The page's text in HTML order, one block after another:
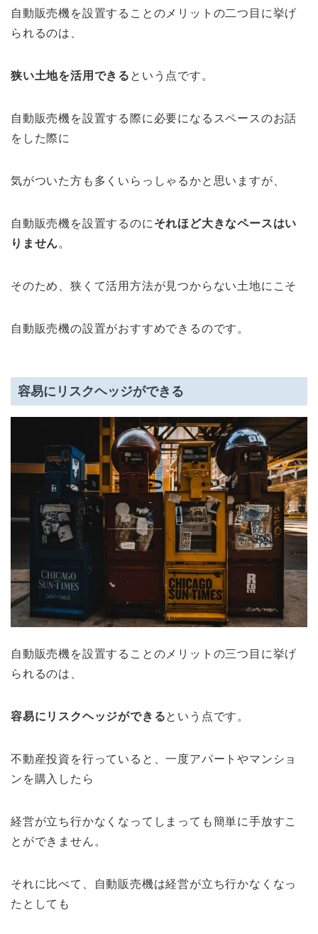
自動販売機を設置することのメリットの二つ目に挙げ
られるのは、
狭い土地を活用できる という点です。
自動販売機を設置する際に必要になるスペースのお話
をした際に
気がついた方も多くいらっしゃるかと思いますが、
自動販売機を設置するのに それほど大きなペースはい
りません。
そのため、狭くて活用方法が見つからない土地にこそ
自動販売機の設置がおすすめできるのです。
容易にリスクヘッジができる
自動販売機を設置することのメリットの三つ目に挙げ
られるのは、
容易にリスクヘッジができるという点です。
不動産投資を行っていると、一度アパートやマンショ
ンを購入したら
経営が立ち行かなくなってしまっても簡単に手放すこ
とができません。
それに比べて、自動販売機は経営が立ち行かなくなっ
たとしても